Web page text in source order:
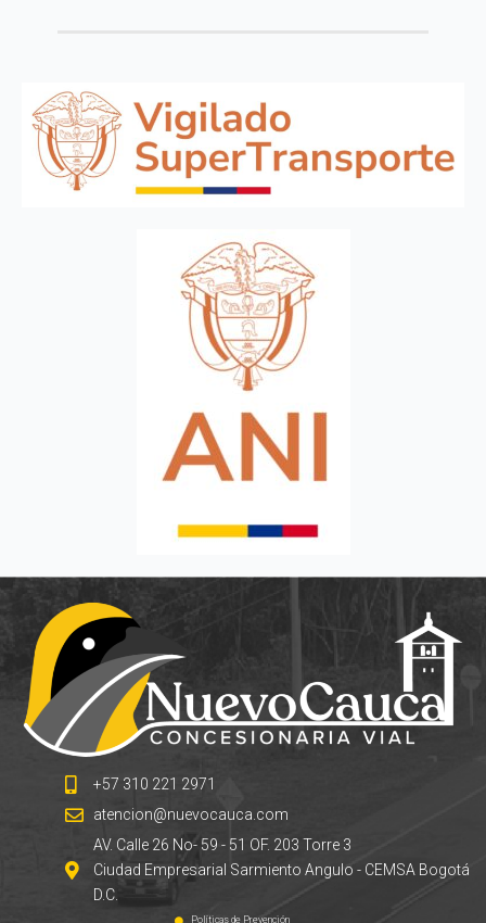
+57 310 221 2971
atencion@nuevocauca.com
AV. Calle 26 No- 59 - 51 OF. 203 Torre 3
Ciudad Empresarial Sarmiento Angulo - CEMSA Bogotá
D.C.
Políticas de Prevención